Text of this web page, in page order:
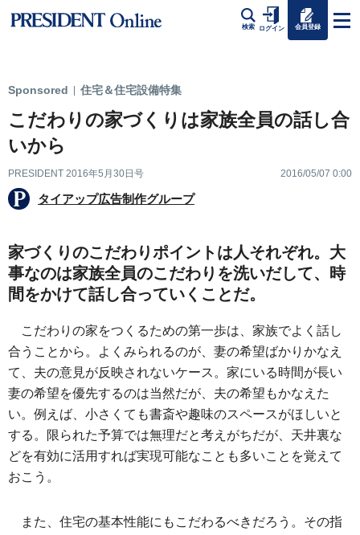
検索 ログイン 会員登録
Sponsored 住宅＆住宅設備特集
こだわりの家づくりは家族全員の話し合
いから
PRESIDENT 2016年5月30日号 2016/05/07 0:00
タイアップ広告制作グループ
家づくりのこだわりポイントは人それぞれ。大
事なのは家族全員のこだわりを洗いだして、時
間をかけて話し合っていくことだ。
こだわりの家をつくるための第一歩は、家族でよく話し
合うことから。よくみられるのが、妻の希望ばかりかなえ
て、夫の意見が反映されないケース。家にいる時間が長い
妻の希望を優先するのは当然だが、夫の希望もかなえた
い。例えば、小さくても書斎や趣味のスペースがほしいと
する。限られた予算では無理だと考えがちだが、天井裏な
どを有効に活用すれば実現可能なことも多いことを覚えて
おこう。
また、住宅の基本性能にもこだわるべきだろう。その指